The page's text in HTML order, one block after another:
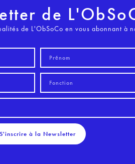
de
de L'ObSoCo en vous abonnant à
S'inscrire à la Newsletter